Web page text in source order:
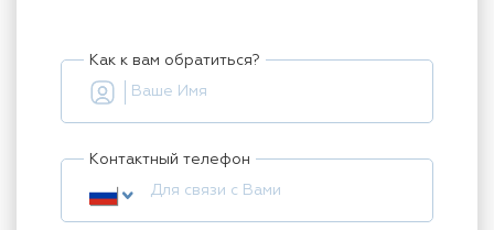
Как к вам обратиться?
Контактный телефон